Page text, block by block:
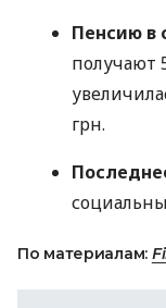
Пенсию в
получают
грн.
По материалам: